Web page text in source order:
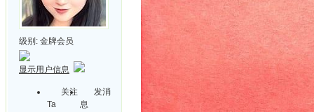
级别: 金牌会员
显示用户信息
关注
Ta
发消
息